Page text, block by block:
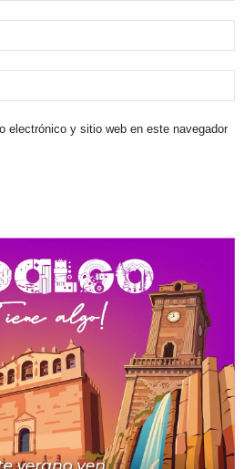
electrónico y sitio web en este navegador